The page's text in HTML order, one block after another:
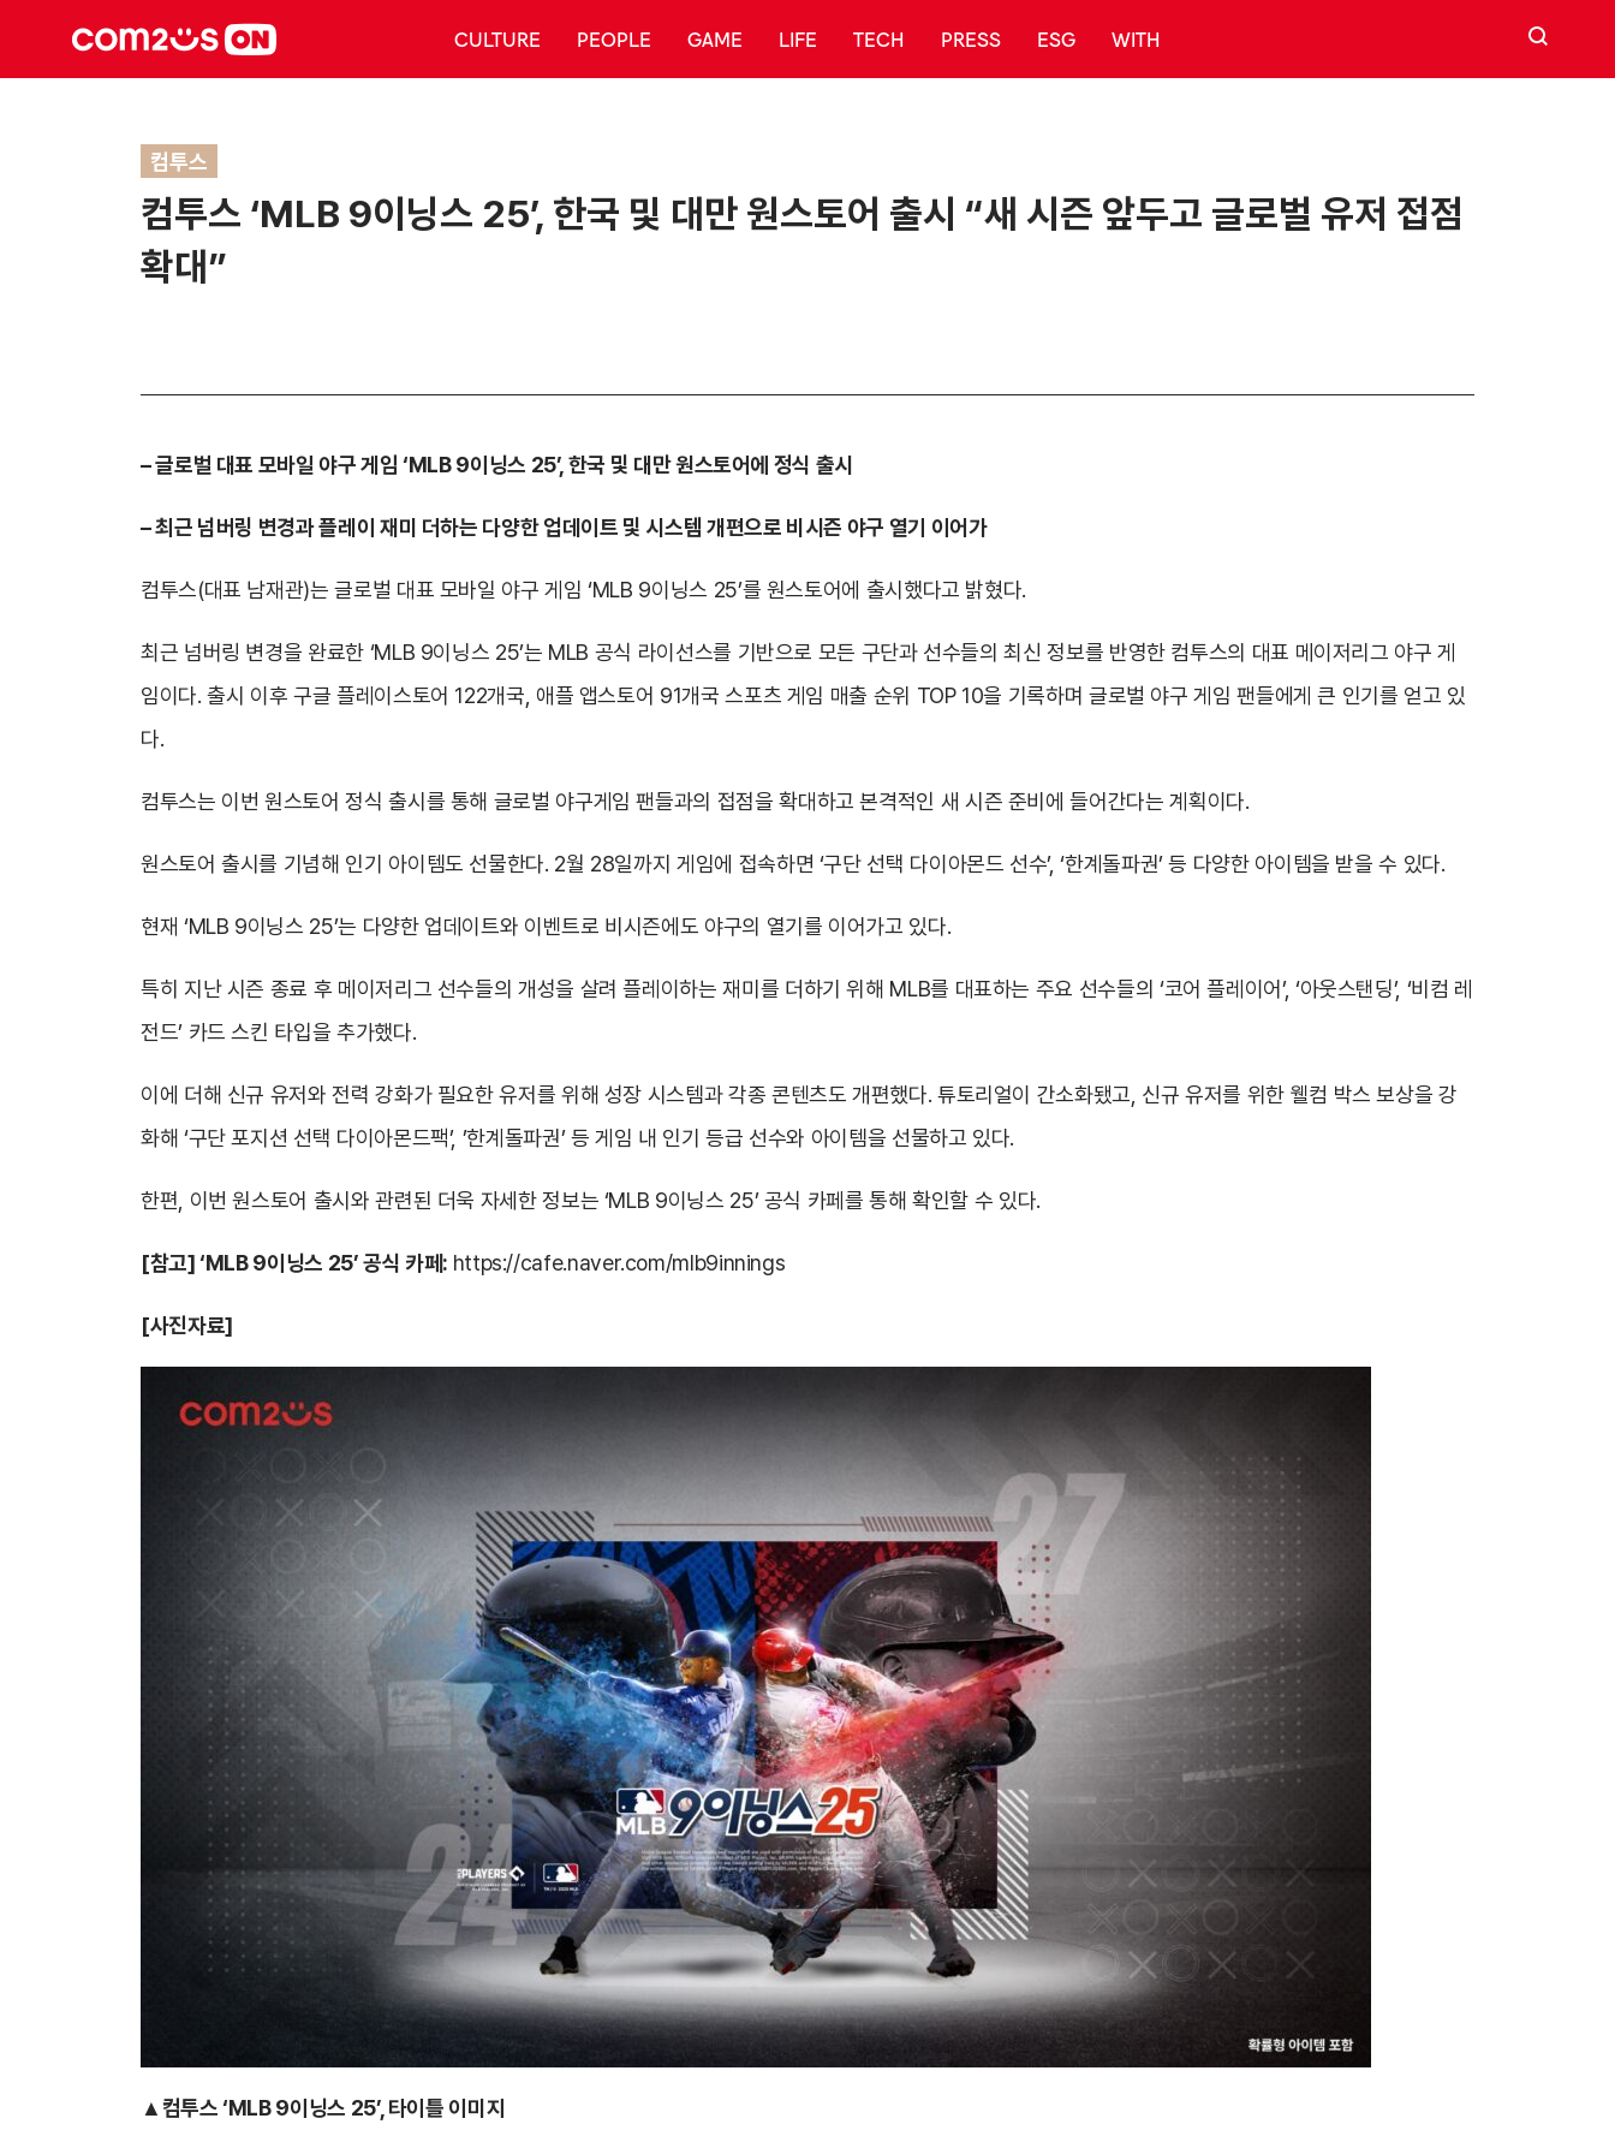
CULTURE PEOPLE GAME LIFE TECH PRESS ESG WITH 검색
컴투스
컴투스 ‘MLB 9이닝스 25’, 한국 및 대만 원스토어 출시 “새 시즌 앞두고 글로벌 유저 접점
확대”
– 글로벌 대표 모바일 야구 게임 ‘MLB 9이닝스 25’, 한국 및 대만 원스토어에 정식 출시
– 최근 넘버링 변경과 플레이 재미 더하는 다양한 업데이트 및 시스템 개편으로 비시즌 야구 열기 이어가
컴투스(대표 남재관)는 글로벌 대표 모바일 야구 게임 ‘MLB 9이닝스 25’를 원스토어에 출시했다고 밝혔다.
최근 넘버링 변경을 완료한 ‘MLB 9이닝스 25’는 MLB 공식 라이선스를 기반으로 모든 구단과 선수들의 최신 정보를 반영한 컴투스의 대표 메이저리그 야구 게
임이다. 출시 이후 구글 플레이스토어 122개국, 애플 앱스토어 91개국 스포츠 게임 매출 순위 TOP 10을 기록하며 글로벌 야구 게임 팬들에게 큰 인기를 얻고 있
다.
컴투스는 이번 원스토어 정식 출시를 통해 글로벌 야구게임 팬들과의 접점을 확대하고 본격적인 새 시즌 준비에 들어간다는 계획이다.
원스토어 출시를 기념해 인기 아이템도 선물한다. 2월 28일까지 게임에 접속하면 ‘구단 선택 다이아몬드 선수’, ‘한계돌파권’ 등 다양한 아이템을 받을 수 있다.
현재 ‘MLB 9이닝스 25’는 다양한 업데이트와 이벤트로 비시즌에도 야구의 열기를 이어가고 있다.
특히 지난 시즌 종료 후 메이저리그 선수들의 개성을 살려 플레이하는 재미를 더하기 위해 MLB를 대표하는 주요 선수들의 ‘코어 플레이어’, ‘아웃스탠딩’, ‘비컴 레
전드’ 카드 스킨 타입을 추가했다.
이에 더해 신규 유저와 전력 강화가 필요한 유저를 위해 성장 시스템과 각종 콘텐츠도 개편했다. 튜토리얼이 간소화됐고, 신규 유저를 위한 웰컴 박스 보상을 강
화해 ‘구단 포지션 선택 다이아몬드팩’, ’한계돌파권’ 등 게임 내 인기 등급 선수와 아이템을 선물하고 있다.
한편, 이번 원스토어 출시와 관련된 더욱 자세한 정보는 ‘MLB 9이닝스 25’ 공식 카페를 통해 확인할 수 있다.
[참고] ‘MLB 9이닝스 25’ 공식 카페: https://cafe.naver.com/mlb9innings
[사진자료]
▲컴투스 ‘MLB 9이닝스 25’, 타이틀 이미지